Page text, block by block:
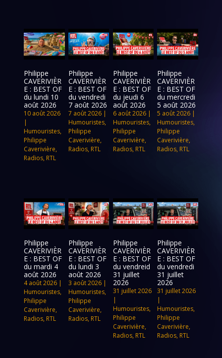
Philippe
CAVERIVIÈR
E : BEST OF
du lundi 10
août 2026
10 août 2026
|
Humouristes,
Philippe
Caverivière,
Radios, RTL
Philippe
CAVERIVIÈR
E : BEST OF
du vendredi
7 août 2026
7 août 2026|
Humouristes,
Philippe
Caverivière,
Radios, RTL
Philippe
CAVERIVIÈR
E : BEST OF
du jeudi 6
août 2026
6 août 2026|
Humouristes,
Philippe
Caverivière,
Radios, RTL
Philippe
CAVERIVIÈR
E : BEST OF
du mercredi
5 août 2026
5 août 2026 |
Humouristes,
Philippe
Caverivière,
Radios, RTL
Philippe
CAVERIVIÈR
E : BEST OF
du mardi 4
août 2026
4 août 2026 |
Humouristes,
Philippe
Caverivière,
Radios, RTL
Philippe
CAVERIVIÈR
E : BEST OF
du lundi 3
août 2026
3 août 2026|
Humouristes,
Philippe
Caverivière,
Radios, RTL
Philippe
CAVERIVIÈR
E : BEST OF
du vendreid
31 juillet
2026
31 juillet 2026
|
Humouristes,
Philippe
Caverivière,
Radios, RTL
Philippe
CAVERIVIÈR
E : BEST OF
du vendredi
31 juillet
2026
31 juillet 2026
|
Humouristes,
Philippe
Caverivière,
Radios, RTL